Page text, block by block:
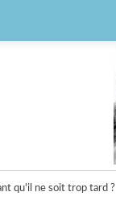
qu'il ne soit trop tard ?